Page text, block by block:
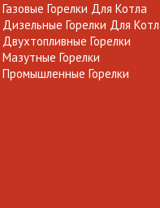
Газовые Горелки Для Котла
Дизельные Горелки Для
Двухтопливные Горелки
Мазутные Горелки
Промышленные Горелки